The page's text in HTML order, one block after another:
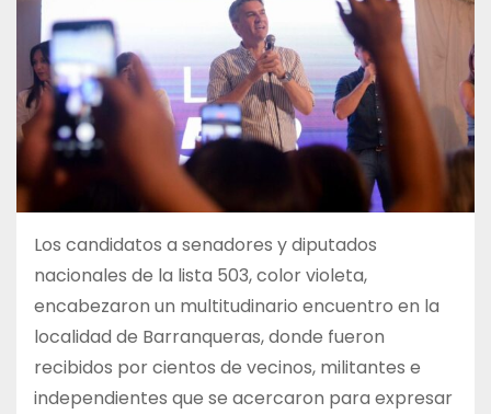
Los candidatos a senadores y diputados
nacionales de la lista 503, color violeta,
encabezaron un multitudinario encuentro en la
localidad de Barranqueras, donde fueron
recibidos por cientos de vecinos, militantes e
independientes que se acercaron para expresar